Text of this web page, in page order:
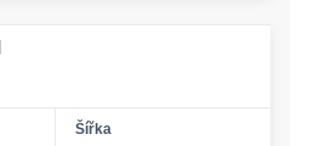
Šířka